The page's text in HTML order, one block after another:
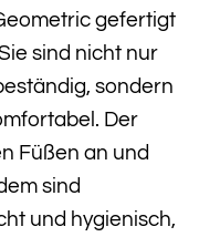
gefertigt
sind nicht nur
sondern
Der
Füßen an und
sind
und hygienisch,